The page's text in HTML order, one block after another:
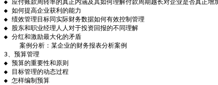
◆ 应付账款周转率的真正内涵及其如何理解付款周期越长对企业是否真正增
◆ 如何提高企业获利的能力
◆ 绩效管理目标同实际财务数据如何有效控制管理
◆ 股东和职业经理人人对于投资回报的不同理解
◆ 分红和激励最大化的矛盾
    案例分析：某企业的财务报表分析案例
3、预算管理
◆ 预算的重要性和原则
◆ 目标管理的动态过程
◆ 怎样编制预算